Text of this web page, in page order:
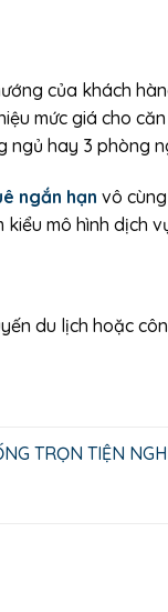
của khách
mức giá cho
ngủ hay 3 phòng
ngắn hạn vô
mô hình dịch
du lịch hoặc
TRỌN TIỆN